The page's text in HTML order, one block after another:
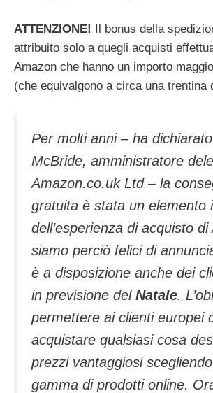
ATTENZIONE! Il bonus della
attribuito solo a quegli acquisti
Amazon che hanno un importo
(che equivalgono a circa una trentina
Per molti anni – ha
McBride, amministratore
Amazon.co.uk Ltd – la
gratuita è stata un elemento
dell’esperienza di acquisto di
siamo perciò felici di
è a disposizione anche dei
in previsione del Natale.
permettere ai clienti europei
acquistare qualsiasi cosa
prezzi vantaggiosi
gamma di prodotti online.